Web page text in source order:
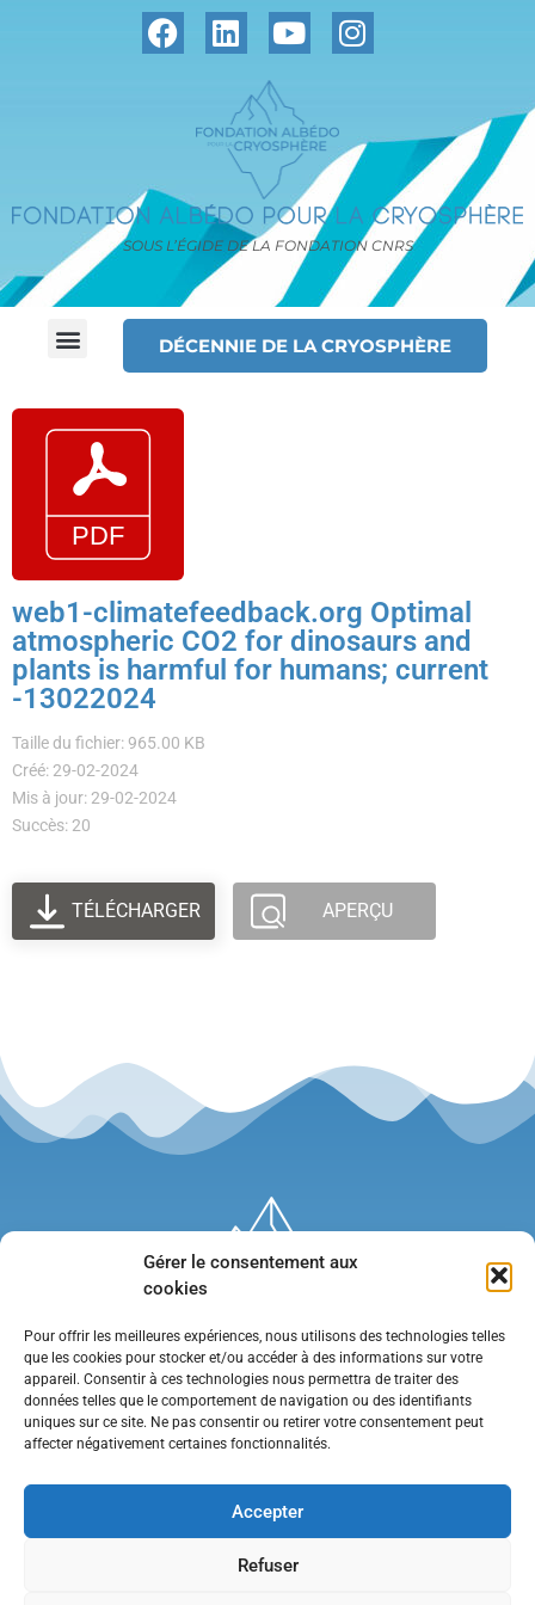
Gérer le consentement aux
cookies
Pour offrir les meilleures expériences, nous utilisons des technologies telles
que les cookies pour stocker et/ou accéder à des informations sur votre
appareil. Consentir à ces technologies nous permettra de traiter des
données telles que le comportement de navigation ou des identifiants
uniques sur ce site. Ne pas consentir ou retirer votre consentement peut
affecter négativement certaines fonctionnalités.
Accepter
Refuser
SOUS L’ÉGIDE DE LA FONDATION CNRS
DÉCENNIE DE LA CRYOSPHÈRE
web1-climatefeedback.org Optimal
atmospheric CO2 for dinosaurs and
plants is harmful for humans; current
-13022024
Taille du fichier: 965.00 KB
Créé: 29-02-2024
Mis à jour: 29-02-2024
Succès: 20
TÉLÉCHARGER APERÇU
•Contact